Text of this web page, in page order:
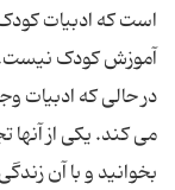
است که ادبیات
آموزش کودک نیست.
در حالی که ادبیات
می کند. یکی از
بخوانید و با آن